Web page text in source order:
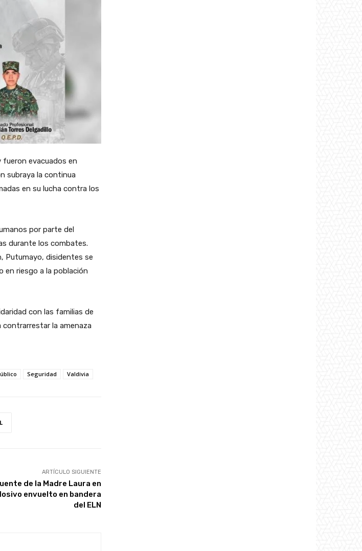
evacuados en
subraya la continua
en su lucha contra los
por parte del
durante los combates.
Putumayo, disidentes se
en riesgo a la población
con las familias de
contrarrestar la amenaza
Seguridad Valdivia
ARTÍCULO SIGUIENTE
de la Madre Laura en
envuelto en bandera
del ELN